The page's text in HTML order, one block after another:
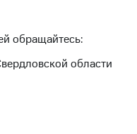
обращайтесь:
области